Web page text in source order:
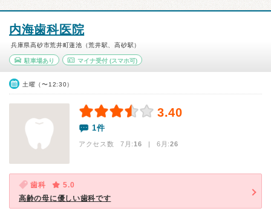
内海歯科医院
兵庫県高砂市荒井町蓮池（荒井駅、高砂駅）
駐車場あり マイナ受付(スマホ可)
土曜（〜12:30）
3.40
1件
アクセス数 7月:16 | 6月:26
歯科
5.0
高齢の母に優しい歯科です